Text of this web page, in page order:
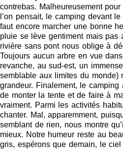
contrebas. Malheureusement
l’on pensait, le camping devant
faut encore marcher une bonne
pluie se lève gentiment mais pas
rivière sans pont nous oblige à
Toujours aucun arbre en vue
revanche, au sud-est, un
semblable aux limites du monde)
grandeur. Finalement, le
de monter la tente et de faire à
vraiment. Parmi les activités
chanter. Mal, apparemment,
semblant de rien, nous montre
mieux. Notre humeur reste au
gris, espérons que demain, le